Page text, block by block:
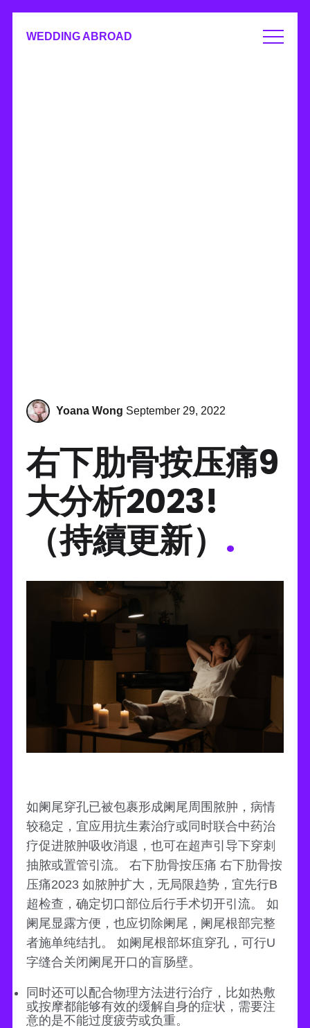
WEDDING ABROAD
Yoana Wong September 29, 2022
右下肋骨按压痛9
大分析2023!
（持續更新） .
如阑尾穿孔已被包裹形成阑尾周围脓肿，病情
较稳定，宜应用抗生素治疗或同时联合中药治
疗促进脓肿吸收消退，也可在超声引导下穿刺
抽脓或置管引流。 右下肋骨按压痛 右下肋骨按
压痛2023 如脓肿扩大，无局限趋势，宜先行B
超检查，确定切口部位后行手术切开引流。 如
阑尾显露方便，也应切除阑尾，阑尾根部完整
者施单纯结扎。 如阑尾根部坏疽穿孔，可行U
字缝合关闭阑尾开口的盲肠壁。
同时还可以配合物理方法进行治疗，比如热敷
或按摩都能够有效的缓解自身的症状，需要注
意的是不能过度疲劳或负重。